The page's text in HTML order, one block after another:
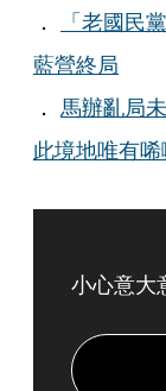
．
「老國民
藍營終局
． 馬辦亂局
此境地唯有唏
小心意大